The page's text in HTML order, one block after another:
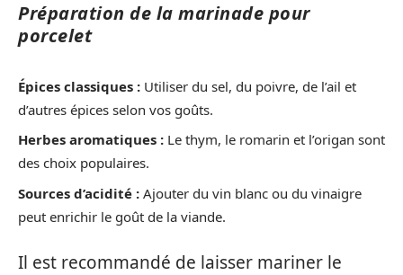
Préparation de la marinade pour
porcelet
Épices classiques : Utiliser du sel, du poivre, de l’ail et
d’autres épices selon vos goûts.
Herbes aromatiques : Le thym, le romarin et l’origan sont
des choix populaires.
Sources d’acidité : Ajouter du vin blanc ou du vinaigre
peut enrichir le goût de la viande.
Il est recommandé de laisser mariner le